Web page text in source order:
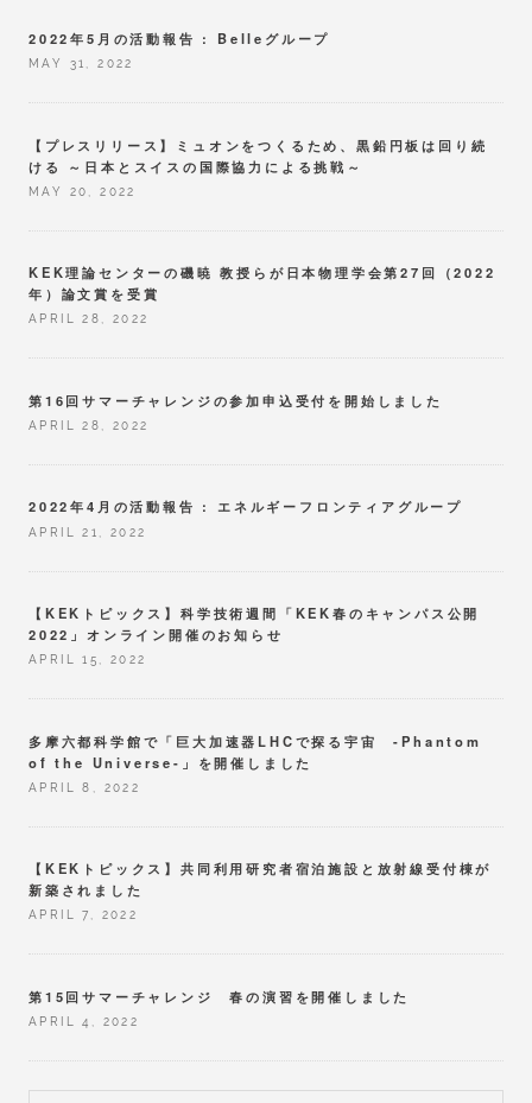
2022年5月の活動報告 : Belleグループ
MAY 31, 2022
【プレスリリース】ミュオンをつくるため、黒鉛円板は回り続
ける ～日本とスイスの国際協力による挑戦～
MAY 20, 2022
KEK理論センターの磯暁 教授らが日本物理学会第27回（2022
年）論文賞を受賞
APRIL 28, 2022
第16回サマーチャレンジの参加申込受付を開始しました
APRIL 28, 2022
2022年4月の活動報告 : エネルギーフロンティアグループ
APRIL 21, 2022
【KEKトピックス】科学技術週間「KEK春のキャンパス公開
2022」オンライン開催のお知らせ
APRIL 15, 2022
多摩六都科学館で「巨大加速器LHCで探る宇宙 -Phantom
of the Universe-」を開催しました
APRIL 8, 2022
【KEKトピックス】共同利用研究者宿泊施設と放射線受付棟が
新築されました
APRIL 7, 2022
第15回サマーチャレンジ 春の演習を開催しました
APRIL 4, 2022